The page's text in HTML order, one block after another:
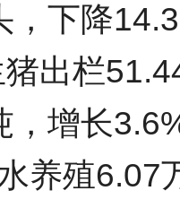
，下降
出栏
，增长
养殖